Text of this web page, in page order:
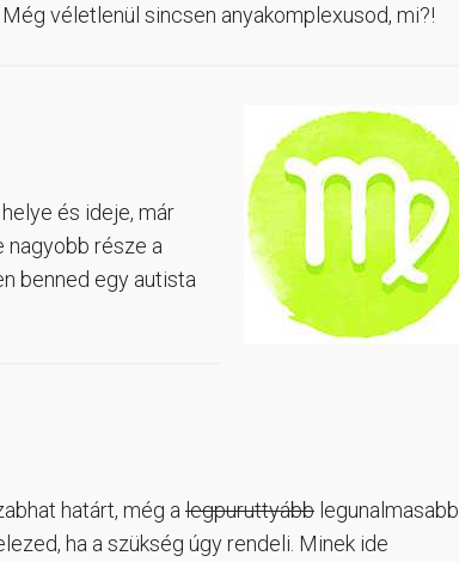
véletlenül sincsen anyakomplexusod, mi?!
és ideje, már
nagyobb része a
benned egy autista
határt, még a legpuruttyább legunalmasabb
ha a szükség úgy rendeli. Minek ide